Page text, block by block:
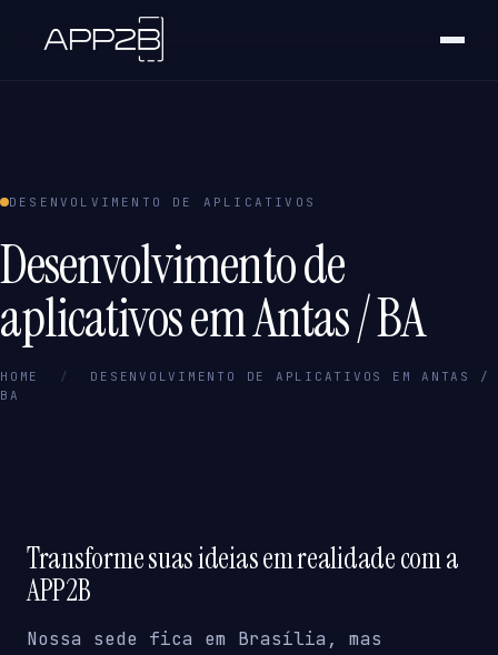
DESENVOLVIMENTO DE APLICATIVOS
Desenvolvimento de
aplicativos em Antas / BA
HOME /
DESENVOLVIMENTO DE APLICATIVOS EM ANTAS /
BA
Transforme suas ideias em realidade com a
APP2B
Nossa sede fica em Brasília, mas